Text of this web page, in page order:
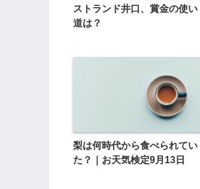
ストランド井口、賞金の使い
道は？
梨は何時代から食べられてい
た？｜お天気検定9月13日